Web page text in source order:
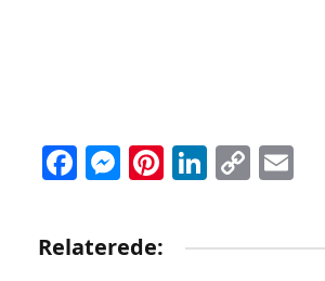
Facebook
Messenger
Pinterest
LinkedIn
Copy
Relaterede: